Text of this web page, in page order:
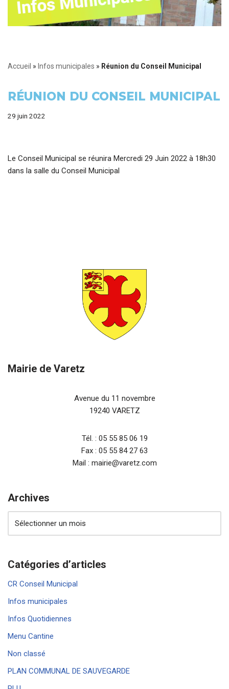
Accueil » Infos municipales » Réunion du Conseil Municipal
RÉUNION DU CONSEIL MUNICIPAL
29 juin 2022
Le Conseil Municipal se réunira Mercredi 29 Juin 2022 à 18h30
dans la salle du Conseil Municipal
Mairie de Varetz
Avenue du 11 novembre
19240 VARETZ
Tél. : 05 55 85 06 19
Fax : 05 55 84 27 63
Mail : mairie@varetz.com
Archives
Catégories d’articles
CR Conseil Municipal
Infos municipales
Infos Quotidiennes
Menu Cantine
Non classé
PLAN COMMUNAL DE SAUVEGARDE